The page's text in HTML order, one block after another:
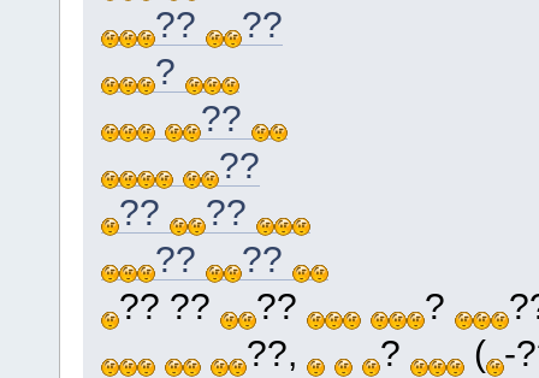
??
??
?
??
??
??
??
??
??
?? ??
?? ?
??,
? ( -